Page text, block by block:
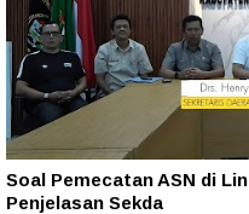
Soal Pemecatan ASN di
Penjelasan Sekda